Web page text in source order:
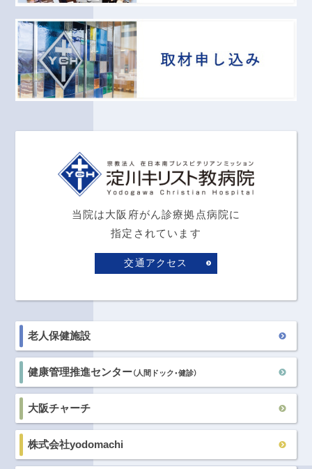
当院は大阪府がん診療拠点病院に
指定されています
交通アクセス
老人保健施設
健康管理推進センター（人間ドック・健診）
大阪チャーチ
株式会社yodomachi